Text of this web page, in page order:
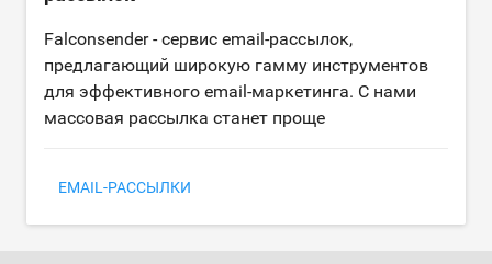
Falconsender - сервис email-рассылок,
предлагающий широкую гамму инструментов
для эффективного email-маркетинга. С нами
массовая рассылка станет проще
EMAIL-РАССЫЛКИ